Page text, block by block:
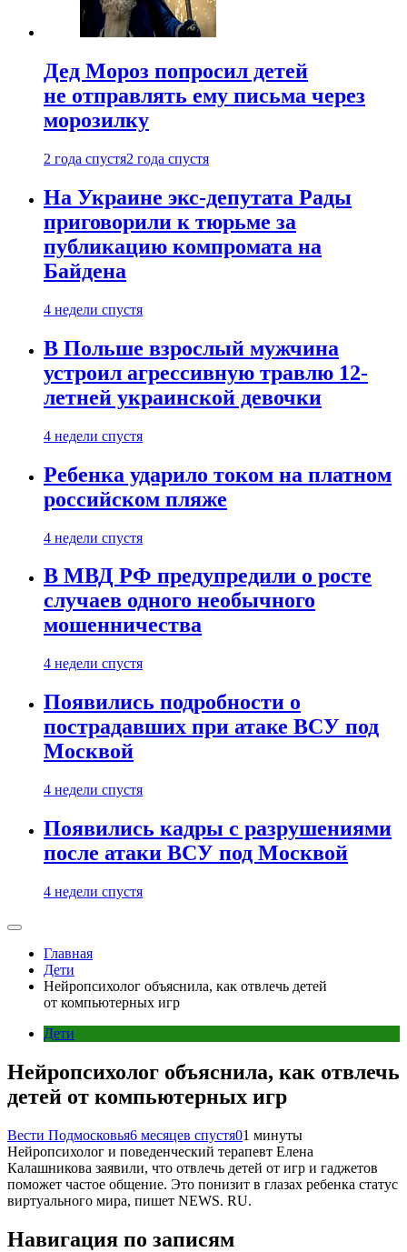
Дед Мороз попросил детей
не отправлять ему письма через
морозилку
2 года спустя2 года спустя
На Украине экс-депутата Рады
приговорили к тюрьме за
публикацию компромата на
Байдена
4 недели спустя
В Польше взрослый мужчина
устроил агрессивную травлю 12-
летней украинской девочки
4 недели спустя
Ребенка ударило током на платном
российском пляже
4 недели спустя
В МВД РФ предупредили о росте
случаев одного необычного
мошенничества
4 недели спустя
Появились подробности о
пострадавших при атаке ВСУ под
Москвой
4 недели спустя
Появились кадры с разрушениями
после атаки ВСУ под Москвой
4 недели спустя
Главная
Дети
Нейропсихолог объяснила, как отвлечь детей
от компьютерных игр
Дети
Нейропсихолог объяснила, как отвлечь
детей от компьютерных игр
Вести Подмосковья6 месяцев спустя01 минуты
Нейропсихолог и поведенческий терапевт Елена
Калашникова заявили, что отвлечь детей от игр и гаджетов
поможет частое общение. Это понизит в глазах ребенка статус
виртуального мира, пишет NEWS. RU.
Навигация по записям